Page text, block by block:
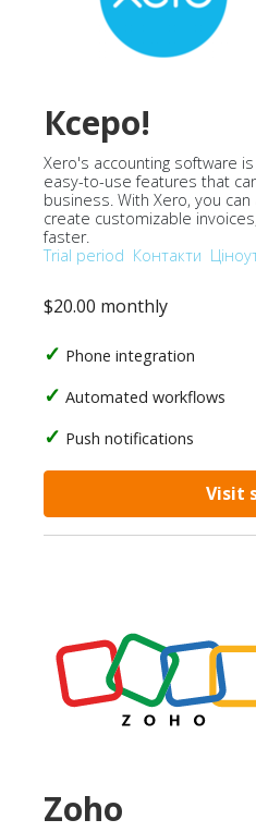
Ксеро!
Xero's accounting software
easy-to-use features that
business. With Xero, you
create customizable
faster.
Trial period Контакти
$20.00 monthly
Phone integration
Automated workflows
Push notifications
Visit
Zoho